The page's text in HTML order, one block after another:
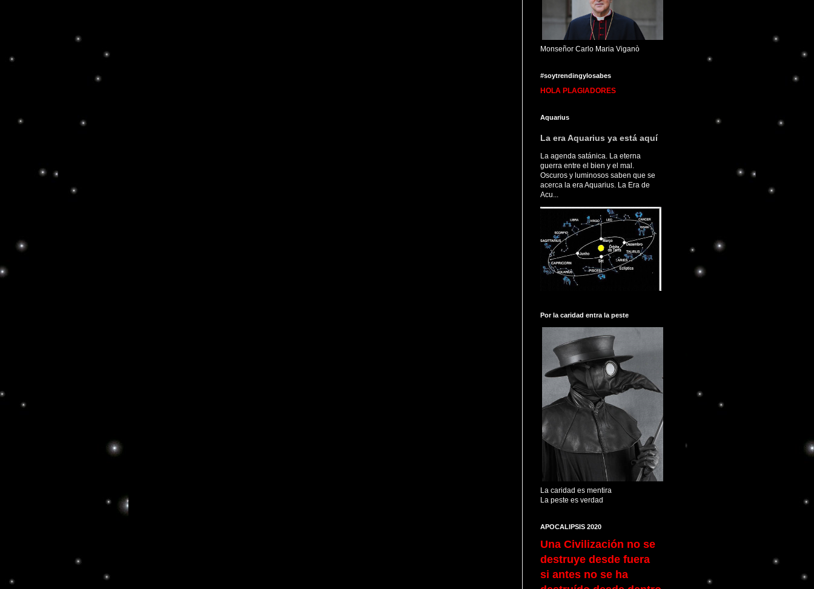
Monseñor Carlo Maria Viganò
#soytrendingylosabes
HOLA PLAGIADORES
Aquarius
La era Aquarius ya está aquí
La agenda satánica. La eterna
guerra entre el bien y el mal.
Oscuros y luminosos saben que se
acerca la era Aquarius. La Era de
Acu...
Por la caridad entra la peste
La caridad es mentira
La peste es verdad
APOCALIPSIS 2020
Una Civilización no se
destruye desde fuera
si antes no se ha